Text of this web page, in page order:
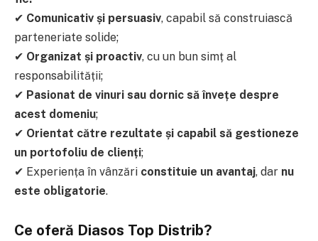
✔ Comunicativ și persuasiv, capabil să construiască
parteneriate solide;
✔ Organizat și proactiv, cu un bun simț al
responsabilității;
✔ Pasionat de vinuri sau dornic să învețe despre
acest domeniu;
✔ Orientat către rezultate și capabil să gestioneze
un portofoliu de clienți;
✔ Experiența în vânzări constituie un avantaj, dar nu
este obligatorie.
Ce oferă Diasos Top Distrib?